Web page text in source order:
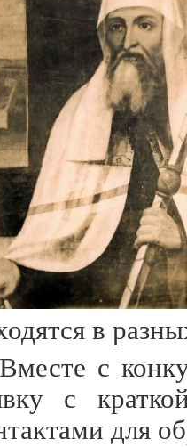
в
Вместе с
с
для